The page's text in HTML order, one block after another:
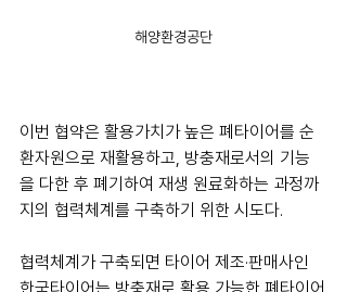
해양환경공단
이번 협약은 활용가치가 높은 폐타이어를 순
환자원으로 재활용하고, 방충재로서의 기능
을 다한 후 폐기하여 재생 원료화하는 과정까
지의 협력체계를 구축하기 위한 시도다.
협력체계가 구축되면 타이어 제조·판매사인